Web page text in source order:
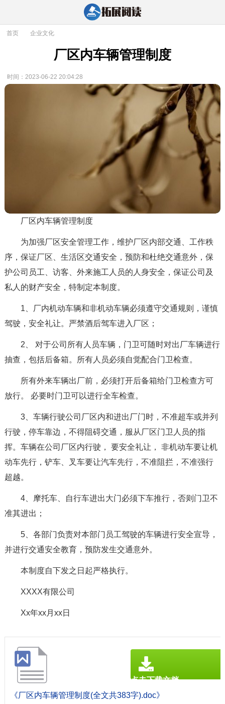
首页 企业文化
厂区内车辆管理制度
时间：2023-06-22 20:04:28
厂区内车辆管理制度
为加强厂区安全管理工作，维护厂区内部交通、工作秩
序，保证厂区、生活区交通安全，预防和杜绝交通意外，保
护公司员工、访客、外来施工人员的人身安全，保证公司及
私人的财产安全，特制定本制度。
1、厂内机动车辆和非机动车辆必须遵守交通规则，谨慎
驾驶，安全礼让。严禁酒后驾车进入厂区；
2、 对于公司所有人员车辆，门卫可随时对出厂车辆进行
抽查，包括后备箱。所有人员必须自觉配合门卫检查。
所有外来车辆出厂前，必须打开后备箱给门卫检查方可
放行。 必要时门卫可以进行全车检查。
3、车辆行驶公司厂区内和进出厂门时，不准超车或并列
行驶，停车靠边，不得阻碍交通，服从厂区门卫人员的指
挥。车辆在公司厂区内行驶， 要安全礼让， 非机动车要让机
动车先行，铲车、叉车要让汽车先行，不准阻拦，不准强行
超越。
4、摩托车、自行车进出大门必须下车推行，否则门卫不
准其进出；
5、各部门负责对本部门员工驾驶的车辆进行安全宣导，
并进行交通安全教育，预防发生交通意外。
本制度自下发之日起严格执行。
XXXX有限公司
Xx年xx月xx日
《厂区内车辆管理制度(全文共383字).doc》
点击下载文档
文档为doc格式